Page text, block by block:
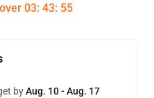
03: 43: 54
byAug. 10 - Aug. 17